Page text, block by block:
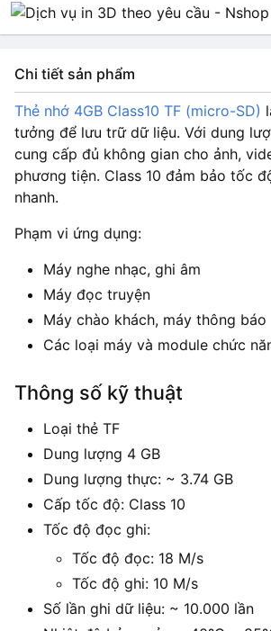
Chi tiết sản phẩm
Thẻ nhớ 4GB Class10 TF (micro-SD)
tưởng để lưu trữ dữ liệu. Với dung
cung cấp đủ không gian cho ảnh,
phương tiện. Class 10 đảm bảo tốc
nhanh.
Phạm vi ứng dụng:
Máy nghe nhạc, ghi âm
Máy đọc truyện
Máy chào khách, máy thông báo
Các loại máy và module chức
Thông số kỹ thuật
Loại thẻ TF
Dung lượng 4 GB
Dung lượng thực: ~ 3.74 GB
Cấp tốc độ: Class 10
Tốc độ đọc ghi:
Tốc độ đọc: 18 M/s
Tốc độ ghi: 10 M/s
Số lần ghi dữ liệu: ~ 10.000 lần